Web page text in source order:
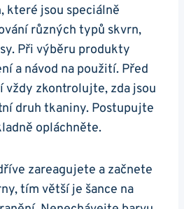
které jsou speciálně
různých typů skvrn,
Při výběru produkty
a návod na použití. Před
vždy zkontrolujte, zda jsou
druh tkaniny. Postupujte
opláchněte.
zareagujete a začnete
tím větší je šance na